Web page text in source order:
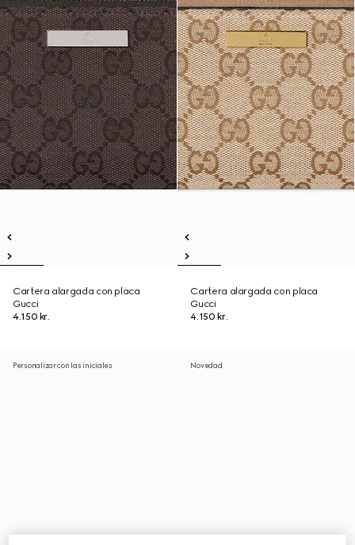
Cartera alargada con placa
Gucci
4.150 kr.
Cartera alargada con placa
Gucci
4.150 kr.
Personalizar con las iniciales Novedad